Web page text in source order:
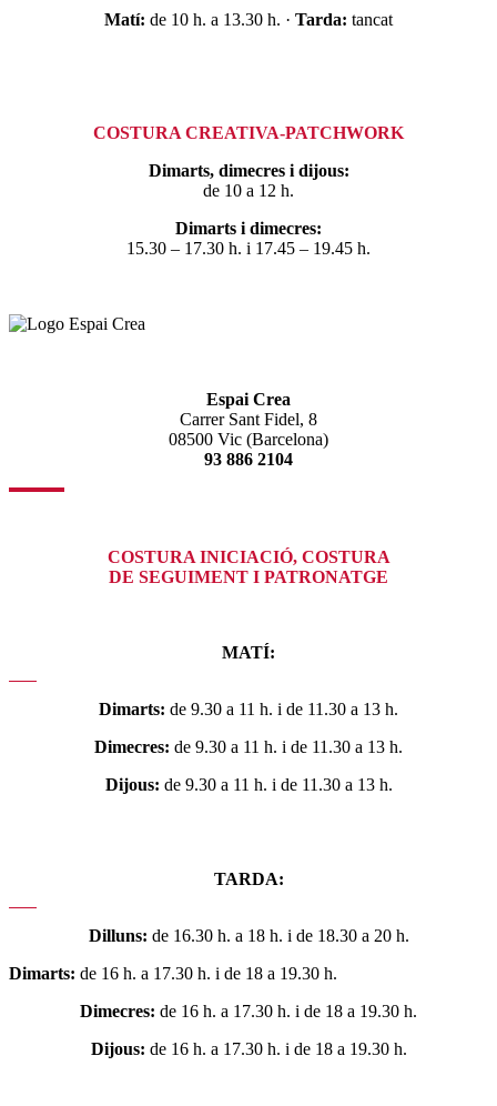
Matí: de 10 h. a 13.30 h. · Tarda: tancat
COSTURA CREATIVA-PATCHWORK
Dimarts, dimecres i dijous:
de 10 a 12 h.
Dimarts i dimecres:
15.30 – 17.30 h. i 17.45 – 19.45 h.
Espai Crea
Carrer Sant Fidel, 8
08500 Vic (Barcelona)
93 886 2104
COSTURA INICIACIÓ, COSTURA
DE SEGUIMENT I PATRONATGE
MATÍ:
Dimarts: de 9.30 a 11 h. i de 11.30 a 13 h.
Dimecres: de 9.30 a 11 h. i de 11.30 a 13 h.
Dijous: de 9.30 a 11 h. i de 11.30 a 13 h.
TARDA:
Dilluns: de 16.30 h. a 18 h. i de 18.30 a 20 h.
Dimarts: de 16 h. a 17.30 h. i de 18 a 19.30 h.
Dimecres: de 16 h. a 17.30 h. i de 18 a 19.30 h.
Dijous: de 16 h. a 17.30 h. i de 18 a 19.30 h.